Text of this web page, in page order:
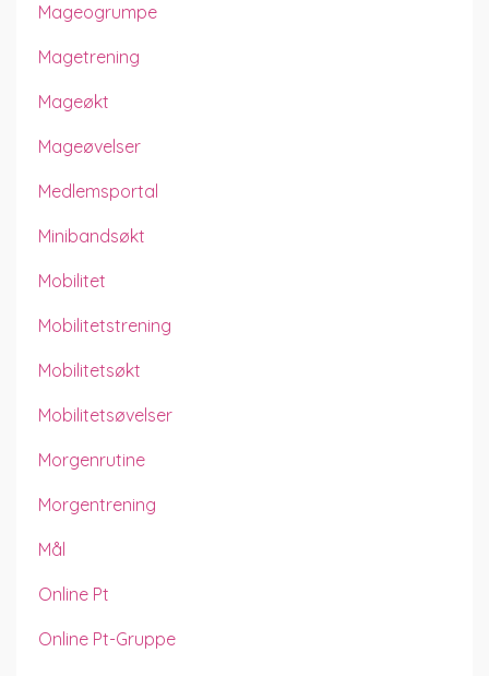
Mageogrumpe
Magetrening
Mageøkt
Mageøvelser
Medlemsportal
Minibandsøkt
Mobilitet
Mobilitetstrening
Mobilitetsøkt
Mobilitetsøvelser
Morgenrutine
Morgentrening
Mål
Online Pt
Online Pt-Gruppe